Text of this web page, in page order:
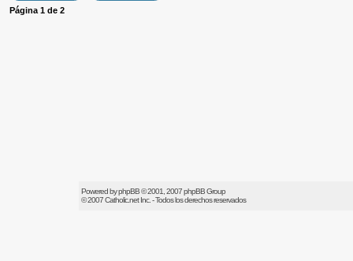
Página 1 de 2
Powered byphpBB© 2001, 2007 phpBB Group
© 2007Catholic.netInc. - Todos los derechos reservados